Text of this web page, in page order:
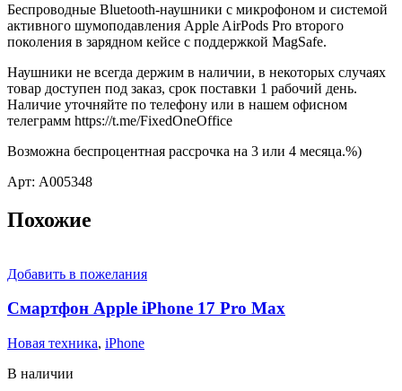
Беспроводные Bluetooth-наушники с микрофоном и системой
активного шумоподавления Apple AirPods Pro второго
поколения в зарядном кейсе c поддержкой MagSafe.
Наушники не всегда держим в наличии, в некоторых случаях
товар доступен под заказ, срок поставки 1 рабочий день.
Наличие уточняйте по телефону или в нашем офисном
телеграмм https://t.me/FixedOneOffice
Возможна беспроцентная рассрочка на 3 или 4 месяца.%)
Арт: A005348
Похожие
Добавить в пожелания
Смартфон Apple iPhone 17 Pro Max
Новая техника, iPhone
В наличии